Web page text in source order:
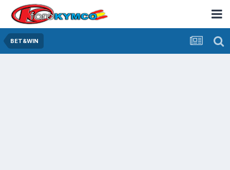
BET&WIN